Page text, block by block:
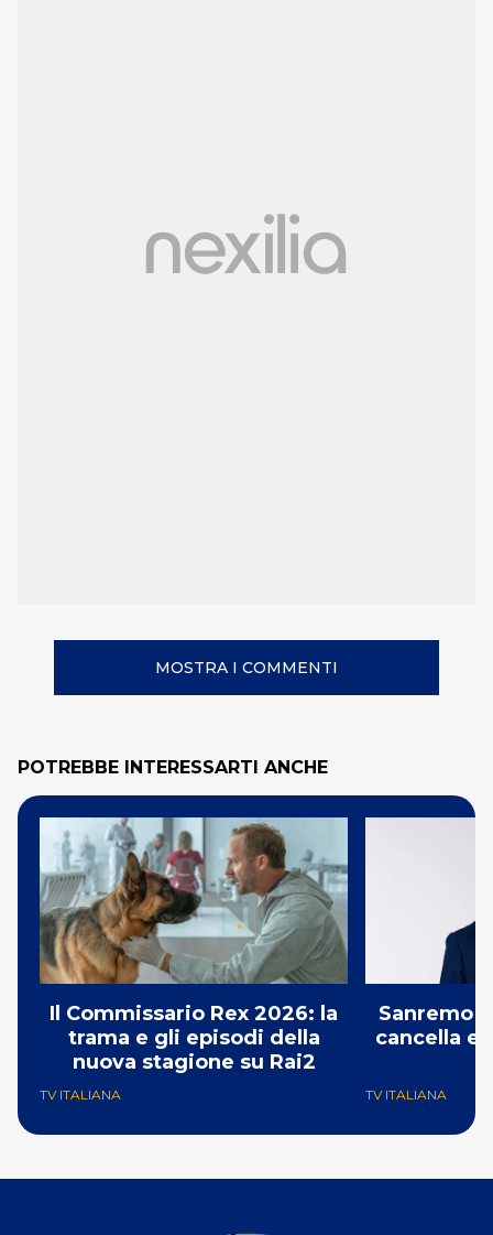
MOSTRA I COMMENTI
POTREBBE INTERESSARTI ANCHE
Il Commissario Rex 2026: la
trama e gli episodi della
nuova stagione su Rai2
TV ITALIANA
Sanremo
cancella e
TV ITALIANA